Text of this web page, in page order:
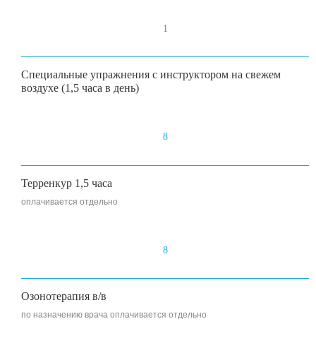
1
Специальные упражнения с инструктором на свежем
воздухе (1,5 часа в день)
8
Терренкур 1,5 часа
оплачивается отдельно
8
Озонотерапия в/в
по назначению врача оплачивается отдельно